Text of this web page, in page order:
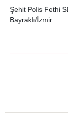
Şehit Polis Fethi
Bayraklı/İzmir